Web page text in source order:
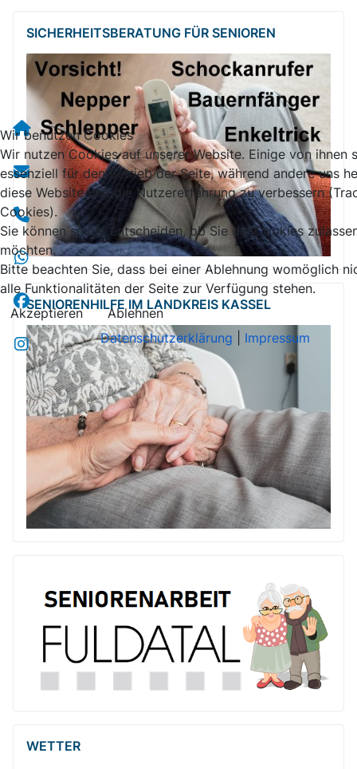
SICHERHEITSBE­RATUNG FÜR SENIOREN
SENIORENHILFE IM LANDKREIS KASSEL
WETTER
Wir benutzen Cookies
Wir nutzen Cookies auf unserer Website. Einige von ihnen
essenziell für den Betrieb der Seite, während andere uns
diese Website und die Nutzererfahrung zu verbessern
Cookies).
Sie können selbst entscheiden, ob Sie die Cookies
möchten.
Bitte beachten Sie, dass bei einer Ablehnung womöglich
alle Funktionalitäten der Seite zur Verfügung stehen.
Akzeptieren
Ablehnen
Datenschutzerklärung
Impressum